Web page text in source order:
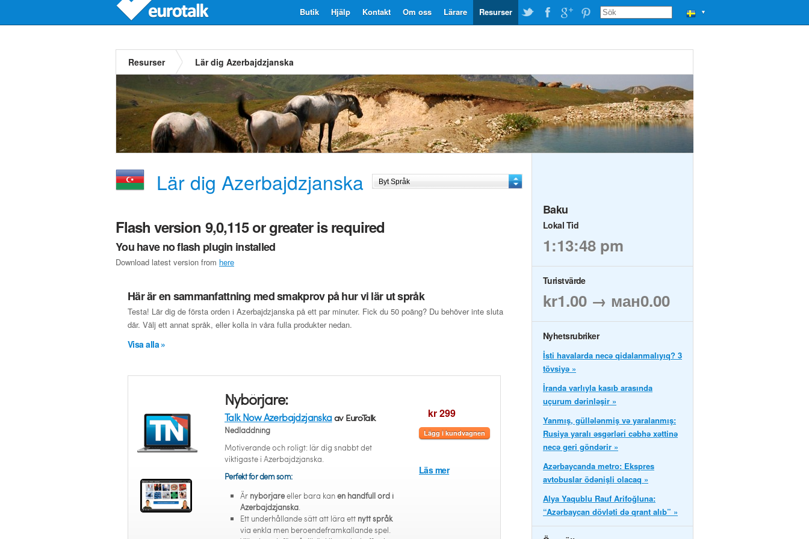
▼
Resurser
Lärare
Om oss
Kontakt
Hjälp
Butik
Resurser Lär dig Azerbajdzjanska
Lär dig Azerbajdzjanska
Flash version 9,0,115 or greater is required
You have no flash plugin installed
Download latest version from here
Här är en sammanfattning med smakprov på hur vi lär ut språk
Testa! Lär dig de första orden i Azerbajdzjanska på ett par minuter. Fick du 50 poäng? Du behöver inte sluta
där. Välj ett annat språk, eller kolla in våra fulla produkter nedan.
Visa alla »
Nybörjare:
Talk Now Azerbajdzjanskaav EuroTalk
Nedladdning
Motiverande och roligt: lär dig snabbt det
viktigaste i Azerbajdzjanska.
Perfekt för dem som:
Är nybörjareeller bara kanen handfull ord i
Azerbajdzjanska.
Ett underhållande sätt att lära ett nytt språk
via enkla men beroendeframkallande spel.
kr 299
Lägg i kundvagnen
Läs mer
Baku
Lokal Tid
1:13:48 pm
Turistvärde
kr1.00 → ман0.00
Nyhetsrubriker
İsti havalarda necə qidalanmalıyıq? 3
tövsiyə »
İranda varlıyla kasıb arasında
uçurum dərinləşir »
Yanmış, güllələnmiş və yaralanmış:
Rusiya yaralı əsgərləri cəbhə xəttinə
necə geri göndərir »
Azərbaycanda metro: Ekspres
avtobuslar ödənişli olacaq »
Alya Yaqublu Rauf Arifoğluna:
“Azərbaycan dövləti də qrant alıb” »